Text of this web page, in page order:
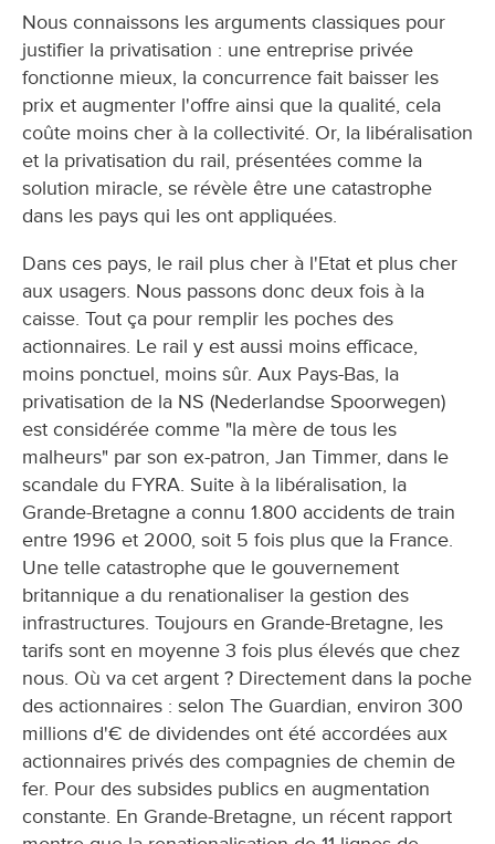
Nous connaissons les arguments classiques pour
justifier la privatisation : une entreprise privée
fonctionne mieux, la concurrence fait baisser les
prix et augmenter l'offre ainsi que la qualité, cela
coûte moins cher à la collectivité. Or, la libéralisation
et la privatisation du rail, présentées comme la
solution miracle, se révèle être une catastrophe
dans les pays qui les ont appliquées.
Dans ces pays, le rail plus cher à l'Etat et plus cher
aux usagers. Nous passons donc deux fois à la
caisse. Tout ça pour remplir les poches des
actionnaires. Le rail y est aussi moins efficace,
moins ponctuel, moins sûr. Aux Pays-Bas, la
privatisation de la NS (Nederlandse Spoorwegen)
est considérée comme "la mère de tous les
malheurs" par son ex-patron, Jan Timmer, dans le
scandale du FYRA. Suite à la libéralisation, la
Grande-Bretagne a connu 1.800 accidents de train
entre 1996 et 2000, soit 5 fois plus que la France.
Une telle catastrophe que le gouvernement
britannique a du renationaliser la gestion des
infrastructures. Toujours en Grande-Bretagne, les
tarifs sont en moyenne 3 fois plus élevés que chez
nous. Où va cet argent ? Directement dans la poche
des actionnaires : selon The Guardian, environ 300
millions d'€ de dividendes ont été accordées aux
actionnaires privés des compagnies de chemin de
fer. Pour des subsides publics en augmentation
constante. En Grande-Bretagne, un récent rapport